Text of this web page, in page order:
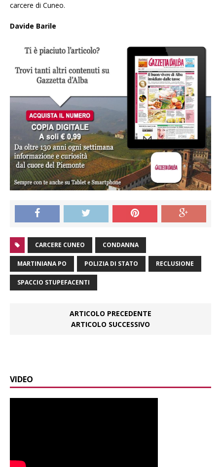
carcere di Cuneo.
Davide Barile
CARCERE CUNEO CONDANNA
MARTINIANA PO POLIZIA DI STATO RECLUSIONE
SPACCIO STUPEFACENTI
ARTICOLO PRECEDENTE
ARTICOLO SUCCESSIVO
VIDEO